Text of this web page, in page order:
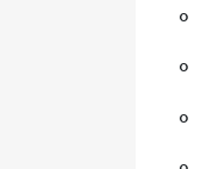
⚬
⚬
⚬